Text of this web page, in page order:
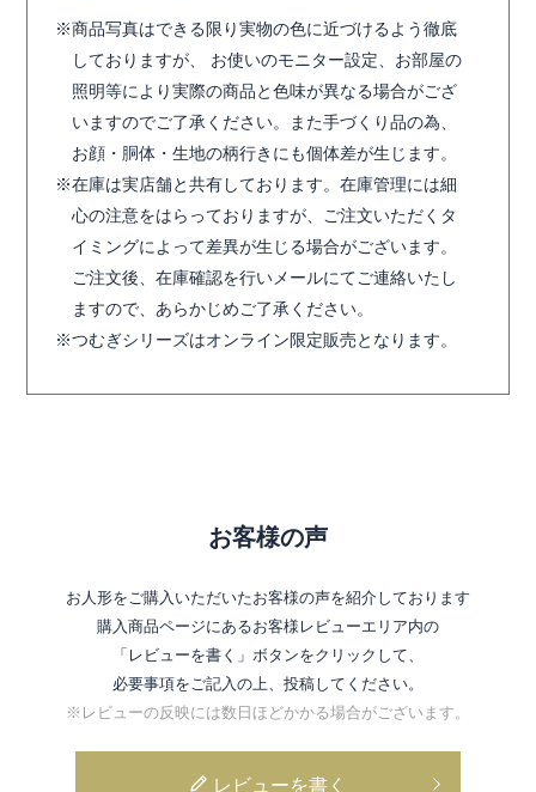
商品写真はできる限り実物の色に近づけるよう徹底
しておりますが、 お使いのモニター設定、お部屋の
照明等により実際の商品と色味が異なる場合がござ
いますのでご了承ください。また手づくり品の為、
お顔・胴体・生地の柄行きにも個体差が生じます。
在庫は実店舗と共有しております。在庫管理には細
心の注意をはらっておりますが、ご注文いただくタ
イミングによって差異が生じる場合がございます。
ご注文後、在庫確認を行いメールにてご連絡いたし
ますので、あらかじめご了承ください。
つむぎシリーズはオンライン限定販売となります。
お客様の声
お人形をご購入いただいたお客様の声を紹介しております
購入商品ページにあるお客様レビューエリア内の
「レビューを書く」ボタンをクリックして、
必要事項をご記入の上、投稿してください。
※レビューの反映には数日ほどかかる場合がございます。
レビューを書く